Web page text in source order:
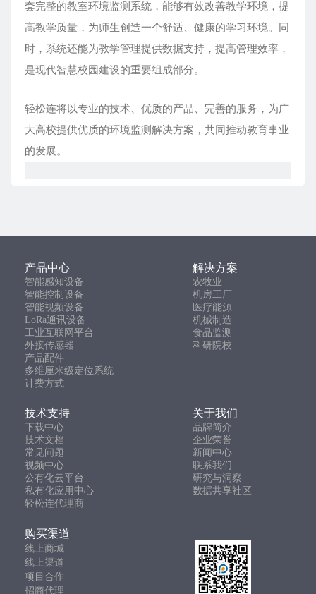
套完整的教室环境监测系统，能够有效改善教学环境，提
高教学质量，为师生创造一个舒适、健康的学习环境。同
时，系统还能为教学管理提供数据支持，提高管理效率，
是现代智慧校园建设的重要组成部分。
轻松连将以专业的技术、优质的产品、完善的服务，为广
大高校提供优质的环境监测解决方案，共同推动教育事业
的发展。
产品中心 解决方案
智能感知设备
农牧业
智能控制设备
机房工厂
智能视频设备
医疗能源
LoRa通讯设备
机械制造
工业互联网平台
食品监测
外接传感器
科研院校
产品配件
多维厘米级定位系统
计费方式
技术支持 关于我们
下载中心
品牌简介
技术文档
企业荣誉
常见问题
新闻中心
视频中心
联系我们
公有化云平台
研究与洞察
私有化应用中心
数据共享社区
轻松连代理商
购买渠道
线上商城
线上渠道
项目合作
招商代理